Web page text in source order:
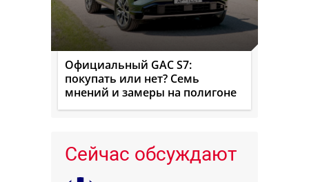
Официальный GAC S7:
покупать или нет? Семь
мнений и замеры на полигоне
Сейчас обсуждают